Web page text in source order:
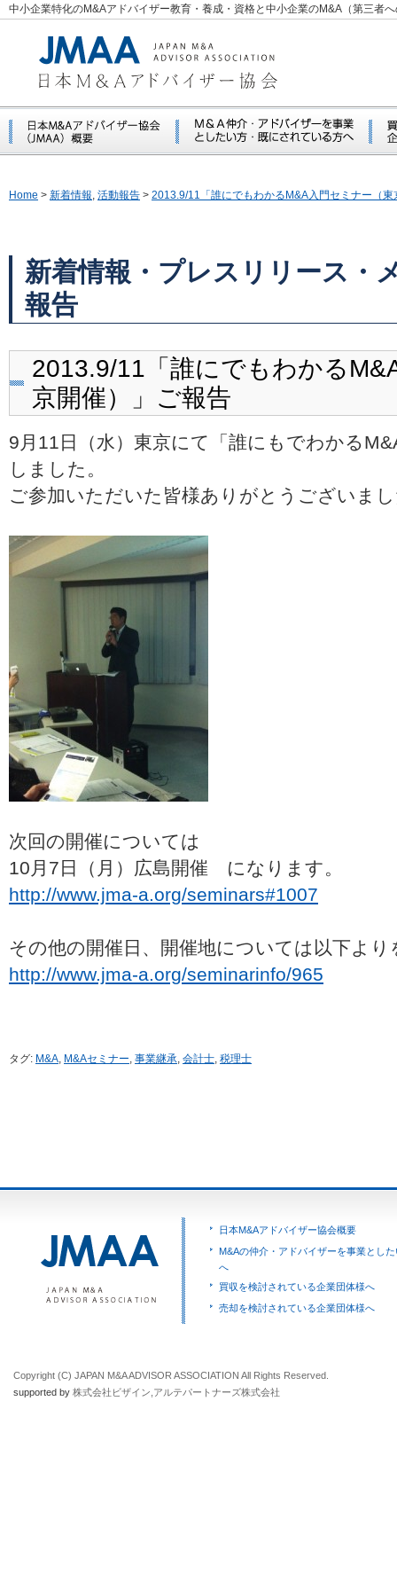
中小企業特化のM&Aアドバイザー教育・養成・資格と中小企業のM&A（第三者
Home > 新着情報, 活動報告 > 2013.9/11「誰にでもわかるM&A入門セミナー（東
新着情報・プレスリリース・
報告
2013.9/11「誰にでもわかる
京開催）」ご報告
9月11日（水）東京にて「誰にもでわかる
しました。
ご参加いただいた皆様ありがとうございま
次回の開催については
10月7日（月）広島開催 になります。
http://www.jma-a.org/seminars#1007
その他の開催日、開催地については以下よ
http://www.jma-a.org/seminarinfo/965
タグ: M&A, M&Aセミナー, 事業継承, 会計士, 税理士
日本M&Aアドバイザー協会概要
M&Aの仲介・アドバイザーを事業とし
へ
買収を検討されている企業団体様へ
売却を検討されている企業団体様へ
Copyright (C) JAPAN M&A ADVISOR ASSOCIATION All Rights Reserved.
supported by 株式会社ビザイン アルテパートナーズ株式会社